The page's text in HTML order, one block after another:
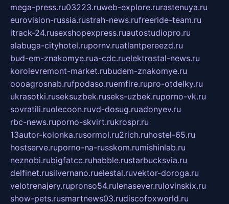
mega-press.ru03223.ruweb-explore.rurastenuya.ru
eurovision-russia.rustrah-news.rufreeride-team.ru
itrack-24.rusexshopexpress.ruautostudiopro.ru
alabuga-cityhotel.rupornv.ruatlantpereezd.ru
bud-em-znakomye.rua-cdc.ruelektrostal-news.ru
korolevremont-market.rubudem-znakomye.ru
oooagrosnab.rufpodaso.ruemfire.rupro-otdelky.ru
ukrasotki.ruseksuzbek.ruseks-uzbek.ruporno-vk.ru
sovratili.ruolecoon.ruvd-dosug.ruadonyev.ru
rbc-news.ruporno-skvirt.rukrospr.ru
13autor-kolonka.rusormol.ru2rich.ruhostel-65.ru
hostserve.ruporno-na-russkom.rumishinlab.ru
neznobi.rubigfatcc.ruhabble.rustarbucksvia.ru
delfinet.rusilvernano.ruelestal.ruvektor-doroga.ru
velotrenajery.rupronso54.rulenasever.rulovinskix.ru
show-pets.rusmartnews03.rudiscofoxworld.ru